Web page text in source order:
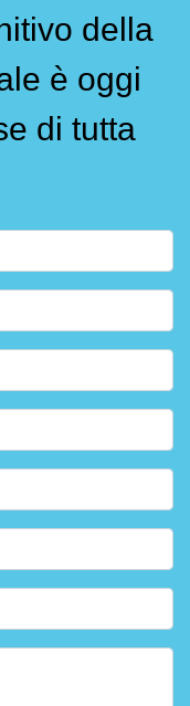
della
è oggi
di tutta